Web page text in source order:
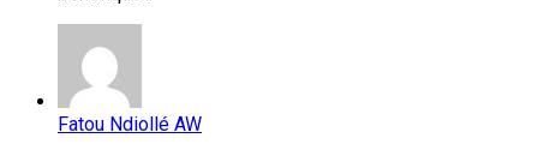
Fatou Ndiollé AW